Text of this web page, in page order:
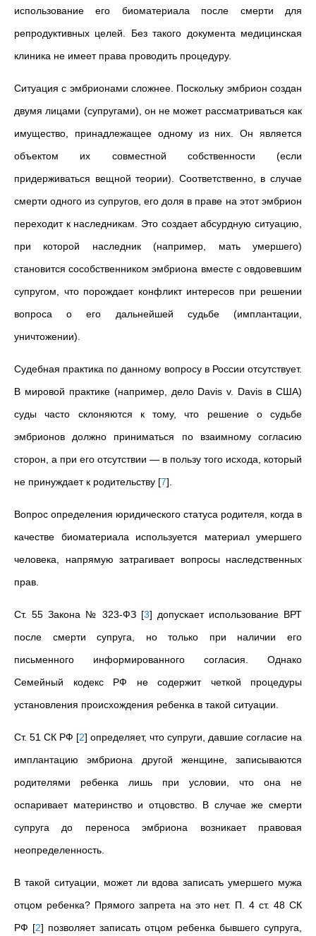
использование его биоматериала после смерти для
репродуктивных целей. Без такого документа медицинская
клиника не имеет права проводить процедуру.
Ситуация с эмбрионами сложнее. Поскольку эмбрион создан
двумя лицами (супругами), он не может рассматриваться как
имущество, принадлежащее одному из них. Он является
объектом их совместной собственности (если
придерживаться вещной теории). Соответственно, в случае
смерти одного из супругов, его доля в праве на этот эмбрион
переходит к наследникам. Это создает абсурдную ситуацию,
при которой наследник (например, мать умершего)
становится сособственником эмбриона вместе с овдовевшим
супругом, что порождает конфликт интересов при решении
вопроса о его дальнейшей судьбе (имплантации,
уничтожении).
Судебная практика по данному вопросу в России отсутствует.
В мировой практике (например, дело Davis v. Davis в США)
суды часто склоняются к тому, что решение о судьбе
эмбрионов должно приниматься по взаимному согласию
сторон, а при его отсутствии — в пользу того исхода, который
не принуждает к родительству [7]
Вопрос определения юридического статуса родителя, когда в
качестве биоматериала используется материал умершего
человека, напрямую затрагивает вопросы наследственных
прав.
Ст. 55 Закона № 323-ФЗ [3] допускает использование ВРТ
после смерти супруга, но только при наличии его
письменного информированного согласия. Однако
Семейный кодекс РФ не содержит четкой процедуры
установления происхождения ребенка в такой ситуации.
Ст. 51 СК РФ [2] определяет, что супруги, давшие согласие на
имплантацию эмбриона другой женщине, записываются
родителями ребенка лишь при условии, что она не
оспаривает материнство и отцовство. В случае же смерти
супруга до переноса эмбриона возникает правовая
неопределенность.
В такой ситуации, может ли вдова записать умершего мужа
отцом ребенка? Прямого запрета на это нет. П. 4 ст. 48 СК
РФ [2] позволяет записать отцом ребенка бывшего супруга,